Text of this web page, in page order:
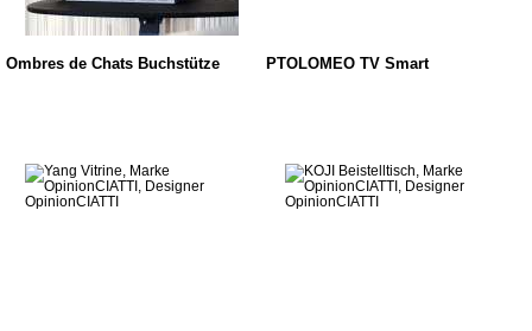
Ombres de Chats Buchstütze PTOLOMEO TV Smart